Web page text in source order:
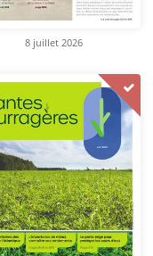
8 juillet 2026